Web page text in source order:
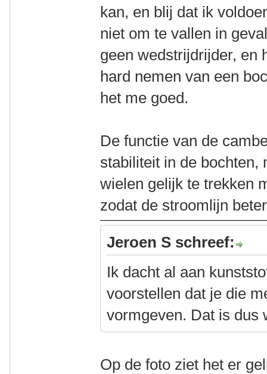
kan, en blij dat ik
niet om te vallen in
geen wedstrijdrijder, en
hard nemen van een
het me goed.
De functie van de
stabiliteit in de bochten,
wielen gelijk te trekken
zodat de stroomlijn
Jeroen S schreef:
Ik dacht al aan
voorstellen dat je die
vormgeven. Dat is dus
Op de foto ziet het er